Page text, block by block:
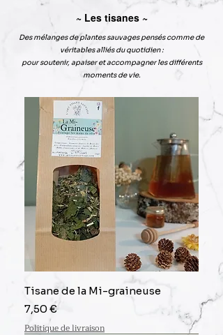
~ Les tisanes ~
Des mélanges de plantes sauvages pensés comme de
véritables alliés du quotidien :
pour soutenir, apaiser et accompagner les différents
moments de vie.
Tisane de la Mi-graineuse
Prix
7,50 €
Politique de livraison